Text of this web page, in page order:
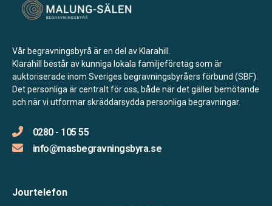
Vår begravningsbyrå är en del av Klarahill.
Klarahill består av kunniga lokala familjeföretag som är
auktoriserade inom Sveriges begravningsbyråers förbund (SBF).
Det personliga är centralt för oss, både när det gäller bemötande
och när vi utformar skräddarsydda personliga begravningar.
0280 - 105 55
info@masbegravningsbyra.se
Jourtelefon